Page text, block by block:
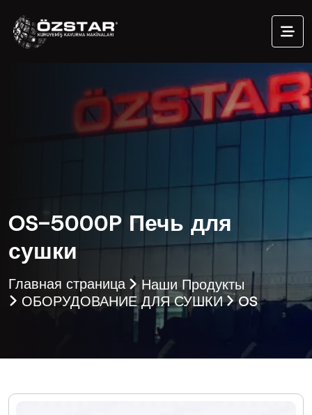
OS-5000P Печь для
сушки
Главная страница
Наши Продукты
ОБОРУДОВАНИЕ ДЛЯ СУШКИ
OS